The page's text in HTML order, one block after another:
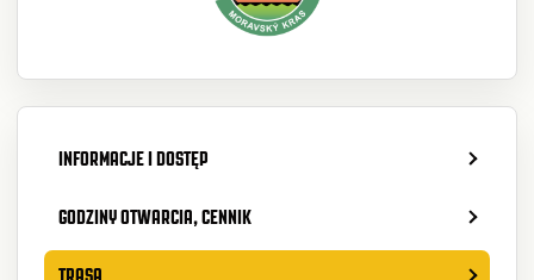
INFORMACJE I DOSTĘP
GODZINY OTWARCIA, CENNIK
TRASA